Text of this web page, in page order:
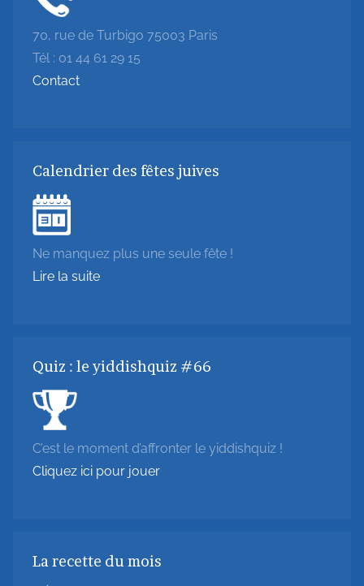
70, rue de Turbigo 75003 Paris
Tél : 01 44 61 29 15
Contact
Calendrier des fêtes juives
Ne manquez plus une seule fête !
Lire la suite
Quiz : le yiddishquiz #66
C’est le moment d’affronter le yiddishquiz !
Cliquez ici pour jouer
La recette du mois